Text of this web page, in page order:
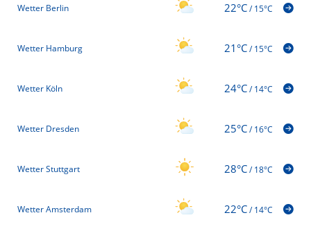
Wetter Berlin 22°C/15°C
Wetter Hamburg 21°C/15°C
Wetter Köln 24°C/14°C
Wetter Dresden 25°C/16°C
Wetter Stuttgart 28°C/18°C
Wetter Amsterdam 22°C/14°C